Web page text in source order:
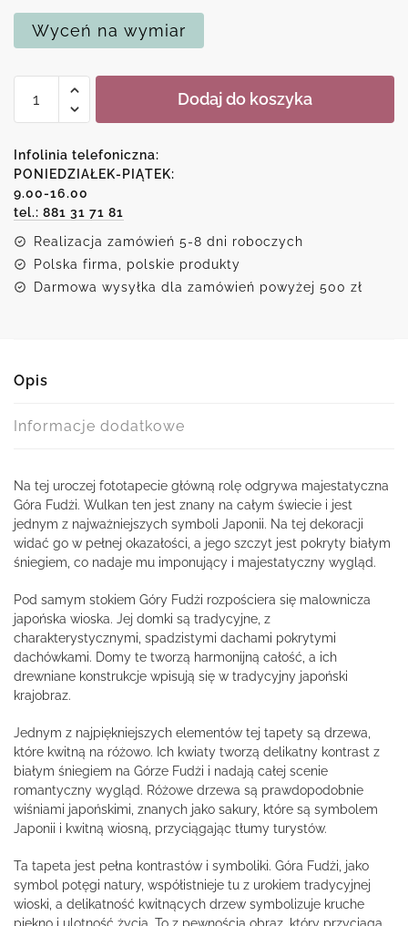
Wyceń na wymiar
Tapeta
różowymi
drzewami
pod
wulkanem
Dodaj do koszyka
Infolinia telefoniczna:
PONIEDZIAŁEK-PIĄTEK:
9.00-16.00
tel.: 881 31 71 81
Realizacja zamówień 5-8 dni roboczych
Polska firma, polskie produkty
Darmowa wysyłka dla zamówień powyżej 500 zł
Opis
Informacje dodatkowe
Na tej uroczej fototapecie główną rolę odgrywa majestatyczna
Góra Fudżi. Wulkan ten jest znany na całym świecie i jest
jednym z najważniejszych symboli Japonii. Na tej dekoracji
widać go w pełnej okazałości, a jego szczyt jest pokryty białym
śniegiem, co nadaje mu imponujący i majestatyczny wygląd.
Pod samym stokiem Góry Fudżi rozpościera się malownicza
japońska wioska. Jej domki są tradycyjne, z
charakterystycznymi, spadzistymi dachami pokrytymi
dachówkami. Domy te tworzą harmonijną całość, a ich
drewniane konstrukcje wpisują się w tradycyjny japoński
krajobraz.
Jednym z najpiękniejszych elementów tej tapety są drzewa,
które kwitną na różowo. Ich kwiaty tworzą delikatny kontrast z
białym śniegiem na Górze Fudżi i nadają całej scenie
romantyczny wygląd. Różowe drzewa są prawdopodobnie
wiśniami japońskimi, znanych jako sakury, które są symbolem
Japonii i kwitną wiosną, przyciągając tłumy turystów.
Ta tapeta jest pełna kontrastów i symboliki. Góra Fudżi, jako
symbol potęgi natury, współistnieje tu z urokiem tradycyjnej
wioski, a delikatność kwitnących drzew symbolizuje kruche
piękno i ulotność życia. To z pewnością obraz, który przyciąga